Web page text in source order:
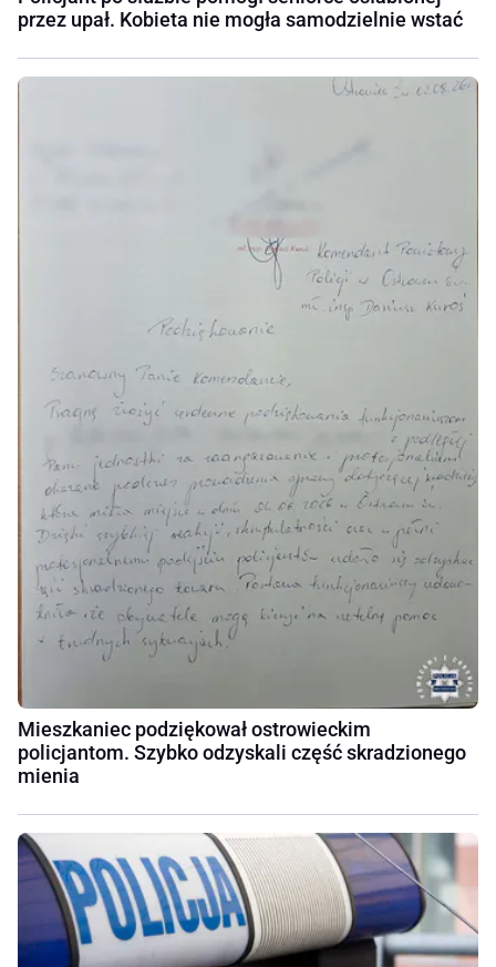
przez upał. Kobieta nie mogła samodzielnie wstać
Mieszkaniec podziękował ostrowieckim
policjantom. Szybko odzyskali część skradzionego
mienia